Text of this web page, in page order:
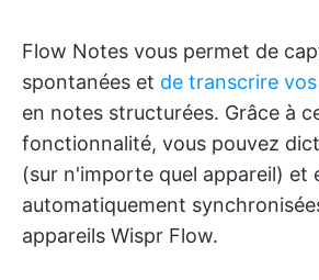
Flow Notes vous permet de
spontanées et de transcrire
en notes structurées. Grâce à
fonctionnalité, vous pouvez
(sur n'importe quel appareil) et
automatiquement
appareils Wispr Flow.